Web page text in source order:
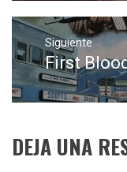
Siguiente
Entrada
siguiente:
First
DEJA UNA